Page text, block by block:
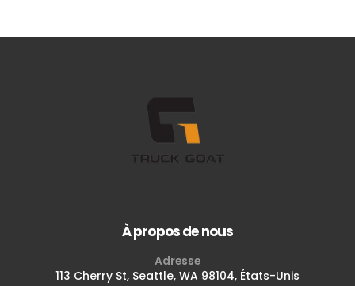
À propos de nous
Adresse
113 Cherry St, Seattle, WA 98104, États-Unis